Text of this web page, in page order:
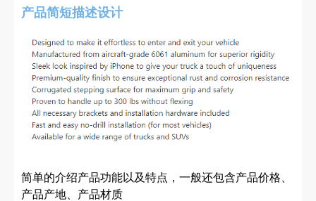
产品简短描述设计
简单的介绍产品功能以及特点，一般还包含产品价格、
产品产地、产品材质